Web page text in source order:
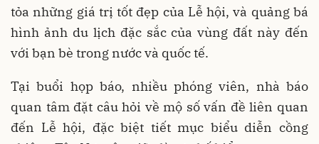
tỏa những giá trị tốt đẹp của Lễ hội, và quảng bá
hình ảnh du lịch đặc sắc của vùng đất này đến
với bạn bè trong nước và quốc tế.
Tại buổi họp báo, nhiều phóng viên, nhà báo
quan tâm đặt câu hỏi về mộ số vấn đề liên quan
đến Lễ hội, đặc biệt tiết mục biểu diễn cồng